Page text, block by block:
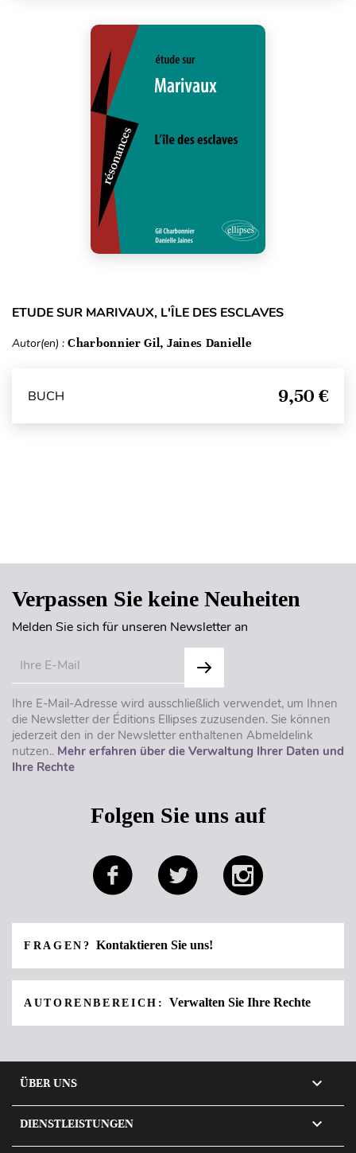
ETUDE SUR MARIVAUX, L'ÎLE DES ESCLAVES
Autor(en) : Charbonnier Gil, Jaines Danielle
BUCH 9,50 €
Verpassen Sie keine Neuheiten
Melden Sie sich für unseren Newsletter an
Ihre E-Mail-Adresse wird ausschließlich verwendet, um Ihnen
die Newsletter der Éditions Ellipses zuzusenden. Sie können
jederzeit den in der Newsletter enthaltenen Abmeldelink
nutzen.. Mehr erfahren über die Verwaltung Ihrer Daten und
Ihre Rechte
Folgen Sie uns auf
FRAGEN?Kontaktieren Sie uns!
AUTORENBEREICH: Verwalten Sie Ihre Rechte
ÜBER UNS 
DIENSTLEISTUNGEN 